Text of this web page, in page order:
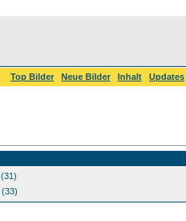
Top Bilder Neue Bilder Inhalt Updates
(31)
(33)